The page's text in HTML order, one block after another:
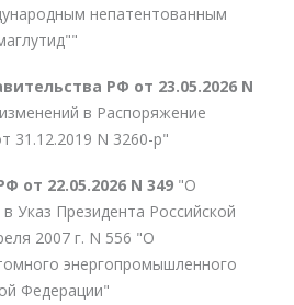
непатентованным
РФ от 23.05.2026 N
в Распоряжение
31.12.2019 N 3260-р"
от 22.05.2026 N 349 "О
Указ Президента Российской
2007 г. N 556 "О
энергопромышленного
Федерации"